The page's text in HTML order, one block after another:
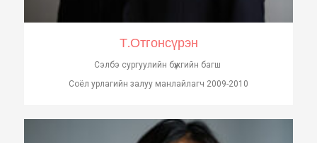
Т.Отгонсүрэн
Сэлбэ сургуулийн бүжгийн багш
Соёл урлагийн залуу манлайлагч 2009-2010